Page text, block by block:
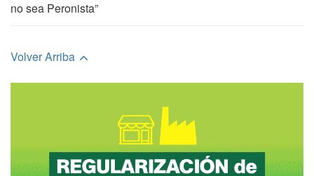
no sea Peronista”
Volver Arriba